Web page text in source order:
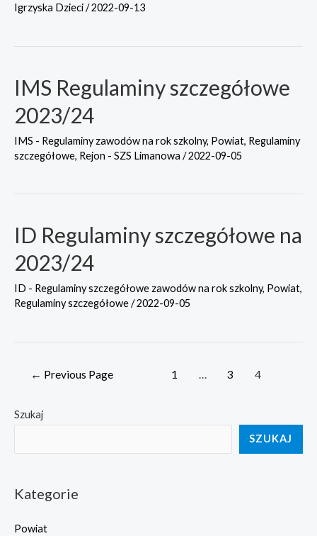
Igrzyska Dzieci/2022-09-13
IMS Regulaminy szczegółowe
2023/24
IMS - Regulaminy zawodów na rok szkolny, Powiat, Regulaminy
szczegółowe, Rejon - SZS Limanowa /2022-09-05
ID Regulaminy szczegółowe na
2023/24
ID - Regulaminy szczegółowe zawodów na rok szkolny, Powiat,
Regulaminy szczegółowe/2022-09-05
Stronicowanie
← Previous Page 1 … 3 4
Szukaj
SZUKAJ
Kategorie
Powiat